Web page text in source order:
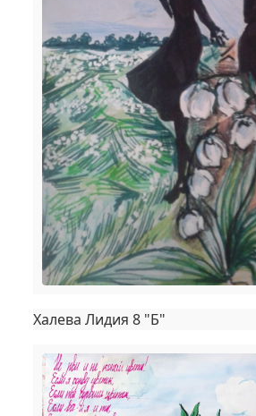
Халева Лидия 8 "Б"